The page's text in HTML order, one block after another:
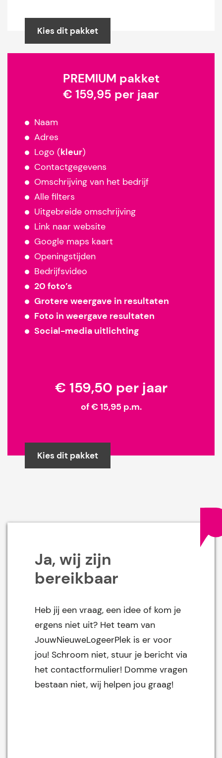
Kies dit pakket
PREMIUM pakket
€ 159,95 per jaar
Naam
Adres
Logo (kleur)
Contactgegevens
Omschrijving van het bedrijf
Alle filters
Uitgebreide omschrijving
Link naar website
Google maps kaart
Openingstijden
Bedrijfsvideo
20 foto’s
Grotere weergave in resultaten
Foto in weergave resultaten
Social-media uitlichting
€ 159,50 per jaar
of € 15,95 p.m.
Kies dit pakket
Ja, wij zijn
bereikbaar
Heb jij een vraag, een idee of kom je
ergens niet uit? Het team van
JouwNieuweLogeerPlek is er voor
jou! Schroom niet, stuur je bericht via
het contactformulier! Domme vragen
bestaan niet, wij helpen jou graag!